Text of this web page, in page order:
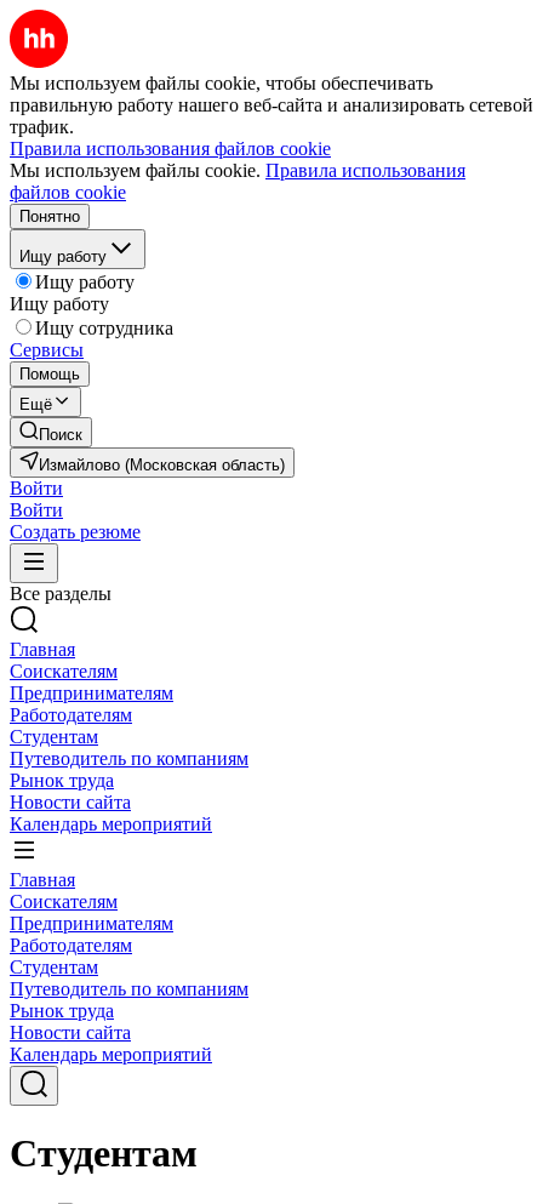
Мы используем файлы cookie, чтобы обеспечивать
правильную работу нашего веб-сайта и анализировать сетевой
трафик.
Правила использования файлов cookie
Мы используем файлы cookie. Правила использования
файлов cookie
Понятно
Ищу работу
Ищу работу
Ищу работу
Ищу сотрудника
Сервисы
Помощь
Ещё
Поиск
Измайлово (Московская область)
Войти
Войти
Создать резюме
Все разделы
Главная
Соискателям
Предпринимателям
Работодателям
Студентам
Путеводитель по компаниям
Рынок труда
Новости сайта
Календарь мероприятий
Главная
Соискателям
Предпринимателям
Работодателям
Студентам
Путеводитель по компаниям
Рынок труда
Новости сайта
Календарь мероприятий
Студентам